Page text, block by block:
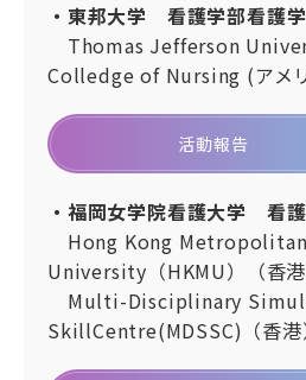
・東邦大学 看護学部看護
Thomas Jefferson
Colledge of Nursing (アメリ
活動報告
・福岡女学院看護大学 看
Hong Kong Metropolitan
University（HKMU）（香港
Multi-Disciplinary
SkillCentre(MDSSC)（香港